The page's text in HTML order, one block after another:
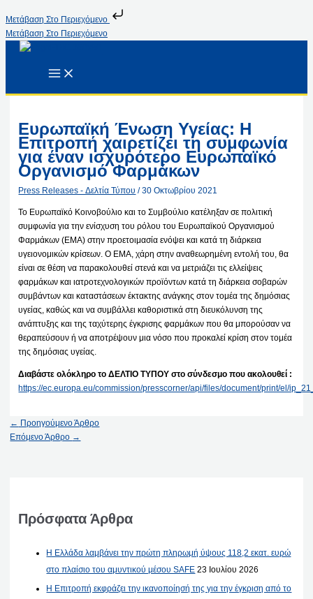
Μετάβαση Στο Περιεχόμενο
Μετάβαση Στο Περιεχόμενο
Ευρωπαϊκή Ένωση Υγείας: Η
Επιτροπή χαιρετίζει τη συμφωνία
για έναν ισχυρότερο Ευρωπαϊκό
Οργανισμό Φαρμάκων
Press Releases - Δελτία Τύπου /30 Οκτωβρίου 2021
Το Ευρωπαϊκό Κοινοβούλιο και το Συμβούλιο κατέληξαν σε πολιτική
συμφωνία για την ενίσχυση του ρόλου του Ευρωπαϊκού Οργανισμού
Φαρμάκων (EMA) στην προετοιμασία ενόψει και κατά τη διάρκεια
υγειονομικών κρίσεων. Ο ΕΜΑ, χάρη στην αναθεωρημένη εντολή του, θα
είναι σε θέση να παρακολουθεί στενά και να μετριάζει τις ελλείψεις
φαρμάκων και ιατροτεχνολογικών προϊόντων κατά τη διάρκεια σοβαρών
συμβάντων και καταστάσεων έκτακτης ανάγκης στον τομέα της δημόσιας
υγείας, καθώς και να συμβάλλει καθοριστικά στη διευκόλυνση της
ανάπτυξης και της ταχύτερης έγκρισης φαρμάκων που θα μπορούσαν να
θεραπεύσουν ή να αποτρέψουν μια νόσο που προκαλεί κρίση στον τομέα
της δημόσιας υγείας.
Διαβάστε ολόκληρο το ΔΕΛΤΙΟ ΤΥΠΟΥ στο σύνδεσμο που ακολουθεί :
https://ec.europa.eu/commission/presscorner/api/files/document/print/el/
← Προηγούμενο Άρθρο
Επόμενο Άρθρο →
Πρόσφατα Άρθρα
Η Ελλάδα λαμβάνει την πρώτη πληρωμή ύψους 118,2 εκατ. ευρώ
στο πλαίσιο του αμυντικού μέσου SAFE 23 Ιουλίου 2026
Η Επιτροπή εκφράζει την ικανοποίησή της για την έγκριση από το